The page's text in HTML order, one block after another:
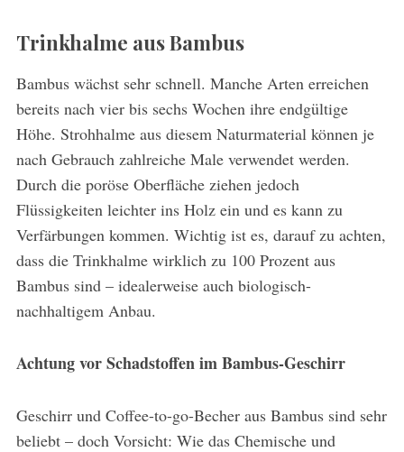
Trinkhalme aus Bambus
Bambus wächst sehr schnell. Manche Arten erreichen
bereits nach vier bis sechs Wochen ihre endgültige
Höhe. Strohhalme aus diesem Naturmaterial können je
nach Gebrauch zahlreiche Male verwendet werden.
Durch die poröse Oberfläche ziehen jedoch
Flüssigkeiten leichter ins Holz ein und es kann zu
Verfärbungen kommen. Wichtig ist es, darauf zu achten,
dass die Trinkhalme wirklich zu 100 Prozent aus
Bambus sind – idealerweise auch biologisch-
nachhaltigem Anbau.
Achtung vor Schadstoffen im Bambus-Geschirr
Geschirr und Coffee-to-go-Becher aus Bambus sind sehr
beliebt – doch Vorsicht: Wie das Chemische und